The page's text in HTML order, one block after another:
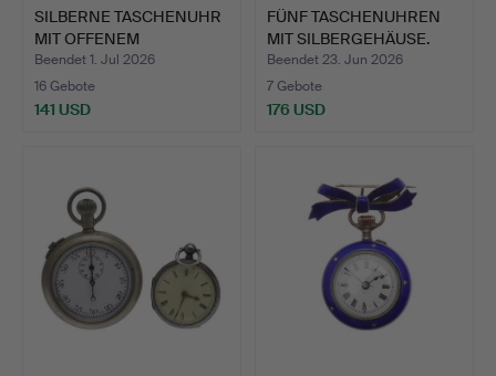
SILBERNE TASCHENUHR
MIT OFFENEM
ZIFFERBLAT…
Beendet 1. Jul 2026
16 Gebote
141 USD
FÜNF TASCHENUHREN
MIT SILBERGEHÄUSE.
Beendet 23. Jun 2026
7 Gebote
176 USD